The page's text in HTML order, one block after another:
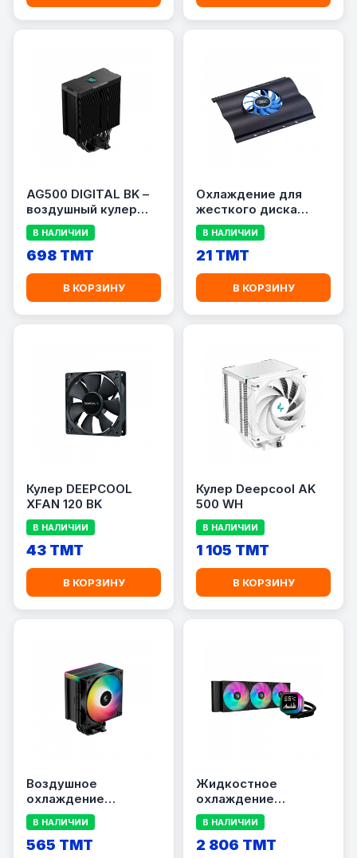
AG500 DIGITAL BK –
воздушный кулер
deepcool
В НАЛИЧИИ
698 TMT
В КОРЗИНУ
Охлаждение для
жесткого диска
DEEPCOOL ICEDISK 1
В НАЛИЧИИ
21 TMT
В КОРЗИНУ
Кулер DEEPCOOL
XFAN 120 BK
В НАЛИЧИИ
43 TMT
В КОРЗИНУ
Кулер Deepcool AK
500 WH
В НАЛИЧИИ
1 105 TMT
В КОРЗИНУ
Воздушное
охлаждение
DEEPCOOL AG500 BK
ARGB V2
В НАЛИЧИИ
565 TMT
Жидкостное
охлаждение
DEEPCOOL LP360
В НАЛИЧИИ
2 806 TMT